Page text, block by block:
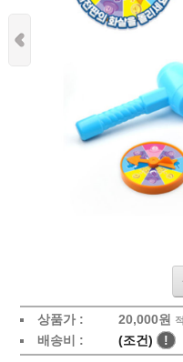
상품가 : 20,000원
배송비 : (조건) !